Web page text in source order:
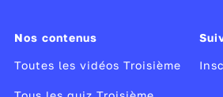
Nos contenus
Toutes les vidéos Troisième